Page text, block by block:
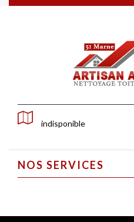
indisponible
NOS SERVICES